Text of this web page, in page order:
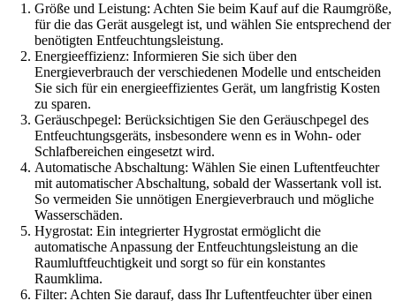
Größe und Leistung: Achten Sie beim Kauf auf die Raumgröße,
für die das Gerät ausgelegt ist, und wählen Sie entsprechend der
benötigten Entfeuchtungsleistung.
Energieeffizienz: Informieren Sie sich über den
Energieverbrauch der verschiedenen Modelle und entscheiden
Sie sich für ein energieeffizientes Gerät, um langfristig Kosten
zu sparen.
Geräuschpegel: Berücksichtigen Sie den Geräuschpegel des
Entfeuchtungsgeräts, insbesondere wenn es in Wohn- oder
Schlafbereichen eingesetzt wird.
Automatische Abschaltung: Wählen Sie einen Luftentfeuchter
mit automatischer Abschaltung, sobald der Wassertank voll ist.
So vermeiden Sie unnötigen Energieverbrauch und mögliche
Wasserschäden.
Hygrostat: Ein integrierter Hygrostat ermöglicht die
automatische Anpassung der Entfeuchtungsleistung an die
Raumluftfeuchtigkeit und sorgt so für ein konstantes
Raumklima.
Filter: Achten Sie darauf, dass Ihr Luftentfeuchter über einen